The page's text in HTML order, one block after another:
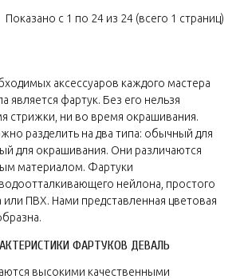
Показано с 1 по 24 из 24 (всего 1 страниц)
аксессуаров каждого мастера
является фартук. Без его нельзя
стрижки, ни во время окрашивания.
разделить на два типа: обычный для
для окрашивания. Они различаются
материалом. Фартуки
нейлона, простого
или ПВХ. Нами представленная цветовая
ФАРТУКОВ ДЕВАЛЬ
высокими качественными